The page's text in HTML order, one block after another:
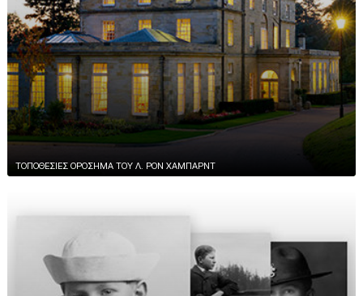
ΤΟΠΟΘΕΣΙΕΣ ΟΡΟΣΗΜΑ ΤΟΥ Λ. ΡΟΝ ΧΑΜΠΑΡΝΤ